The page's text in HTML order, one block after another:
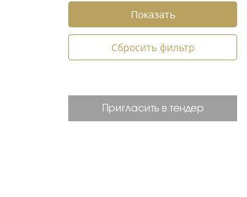
Сбросить фильтр
Пригласить в тендер